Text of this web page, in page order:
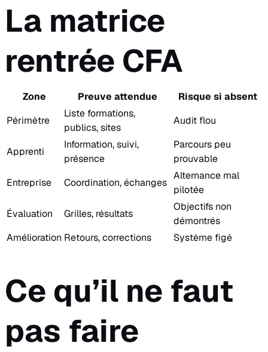
La matrice
rentrée CFA
Zone Preuve attendue
Risque si absent
Périmètre
Liste formations,
publics, sites
Audit flou
Apprenti
Information, suivi,
présence
Parcours peu
prouvable
Entreprise
Coordination, échanges
Alternance mal
pilotée
Évaluation
Grilles, résultats
Objectifs non
démontrés
Amélioration Retours, corrections Système figé
Ce qu’il ne faut
pas faire